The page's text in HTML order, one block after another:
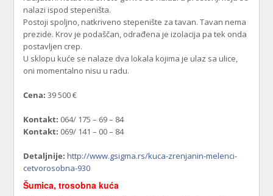
nalazi ispod stepeništa.
Postoji spoljno, natkriveno stepenište za tavan. Tavan nema
prezide. Krov je podaščan, odrađena je izolacija pa tek onda
postavljen crep.
U sklopu kuće se nalaze dva lokala kojima je ulaz sa ulice,
oni momentalno nisu u radu.
Cena: 39 500 €
Kontakt: 064/ 175 – 69 – 84
Kontakt: 069/ 141 – 00 – 84
Detaljnije: http://www.gsigma.rs/kuca-zrenjanin-melenci-
cetvorosobna-930
Šumica, trosobna kuća